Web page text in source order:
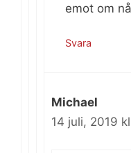
emot om
Svara
Michael
14 juli, 2019